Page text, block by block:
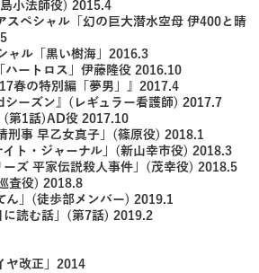
小法師役) 2015.4
スペシャル「幻の巨大潜水空母 伊400と晴
ャル「黒い樹海」2016.3
ハートロス」伊藤隆役 2016.10
春の特別編「夢男」』2017.4
シーズン』(レギュラー看護師) 2017.7
(第1話)AD役 2017.10
刑事 早乙女真子」(篠原役) 2018.1
ト・ジャーナル」(新山幸市役) 2018.3
ズ 平家伝説殺人事件」(茂幸役) 2018.5
査役) 2018.8
ん」(徒歩部メンバー) 2019.1
読む話」(第7話) 2019.2
ヤ改正」2014